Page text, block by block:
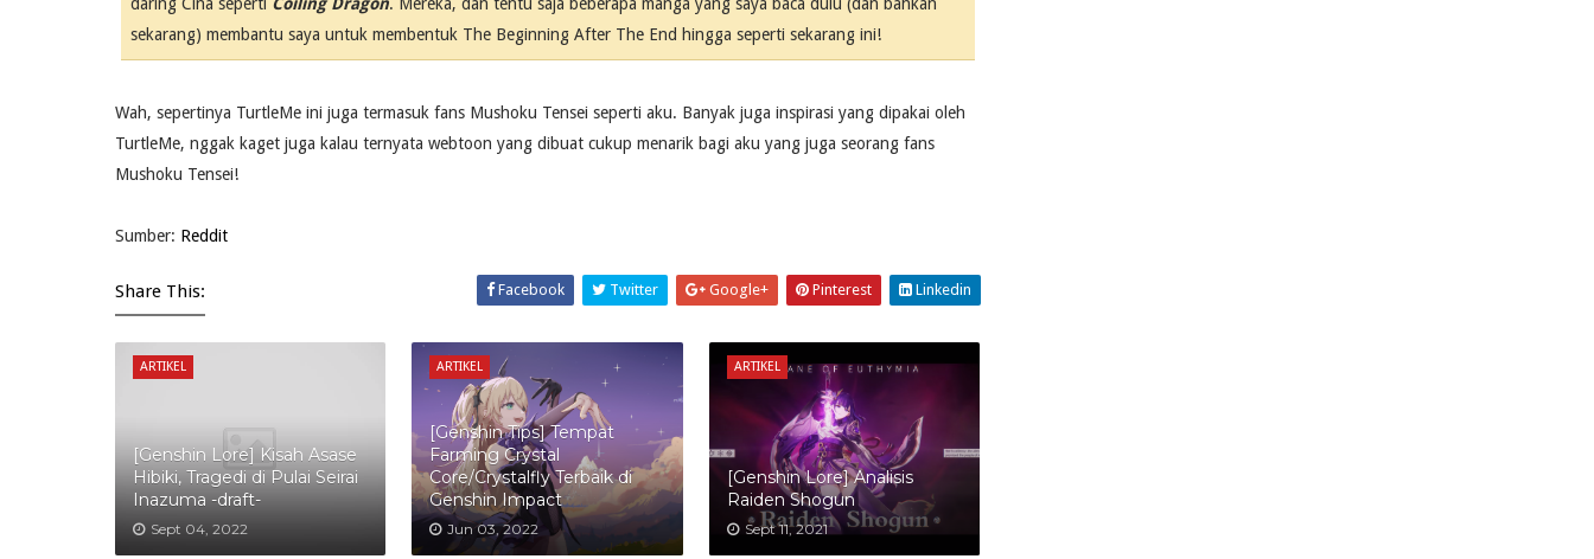
daring Cina seperti Coiling Dragon. Mereka, dan tentu saja beberapa manga yang saya baca dulu (dan bahkan
sekarang) membantu saya untuk membentuk The Beginning After The End hingga seperti sekarang ini!
Wah, sepertinya TurtleMe ini juga termasuk fans Mushoku Tensei seperti aku. Banyak juga inspirasi yang dipakai oleh
TurtleMe, nggak kaget juga kalau ternyata webtoon yang dibuat cukup menarik bagi aku yang juga seorang fans
Mushoku Tensei!
Sumber: Reddit
Share This: Facebook Twitter Google+ Pinterest Linkedin
ARTIKEL
[Genshin Lore] Kisah Asase
Hibiki, Tragedi di Pulai Seirai
Inazuma -draft-
Sept 04, 2022
ARTIKEL
[Genshin Tips] Tempat
Farming Crystal
Core/Crystalfly Terbaik di
Genshin Impact
Jun 03, 2022
ARTIKEL
[Genshin Lore] Analisis
Raiden Shogun
Sept 11, 2021